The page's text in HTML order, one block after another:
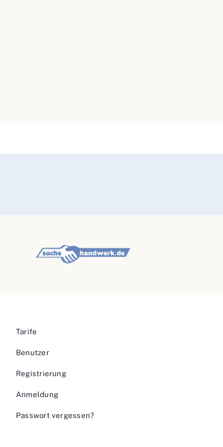
Tarife
Benutzer
Registrierung
Anmeldung
Passwort vergessen?